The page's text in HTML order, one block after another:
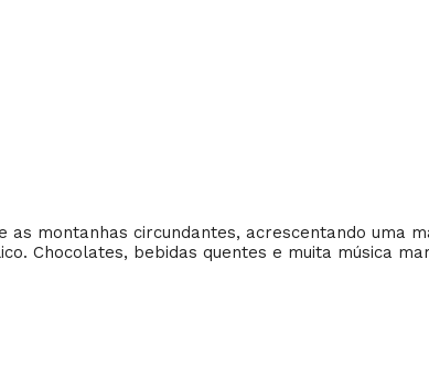
montanhas circundantes, acrescentando uma
Chocolates, bebidas quentes e muita música